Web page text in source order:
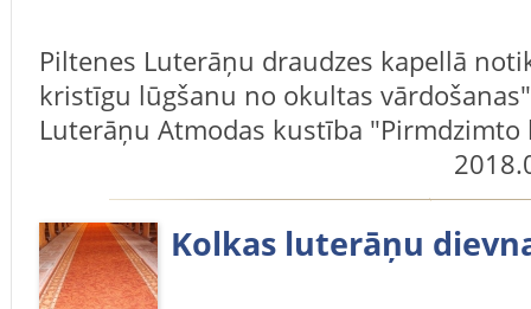
Piltenes Luterāņu draudzes kapellā
kristīgu lūgšanu no okultas
Luterāņu Atmodas kustība
Kolkas luterāņu